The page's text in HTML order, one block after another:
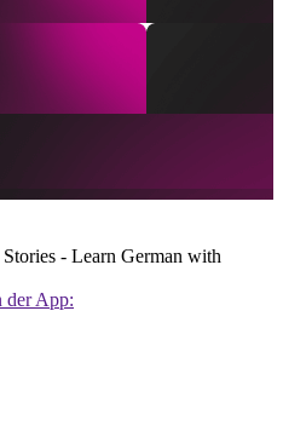
- Learn German with
der App: